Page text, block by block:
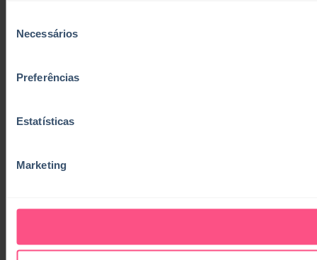
Necessários
Preferências
Estatísticas
Marketing